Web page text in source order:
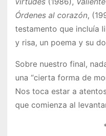
Órdenes al corazón,
testamento que incluía
y risa, un poema y su
Sobre nuestro final,
una “cierta forma de
Nos toca estar a
que comienza al